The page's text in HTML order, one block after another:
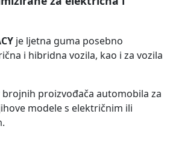
je ljetna guma posebno
i hibridna vozila, kao i za vozila
proizvođača automobila za
modele s električnim ili